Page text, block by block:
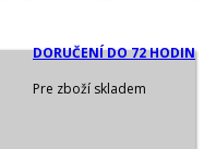
DORUČENÍ DO 72 HODIN
Pre zboží skladem